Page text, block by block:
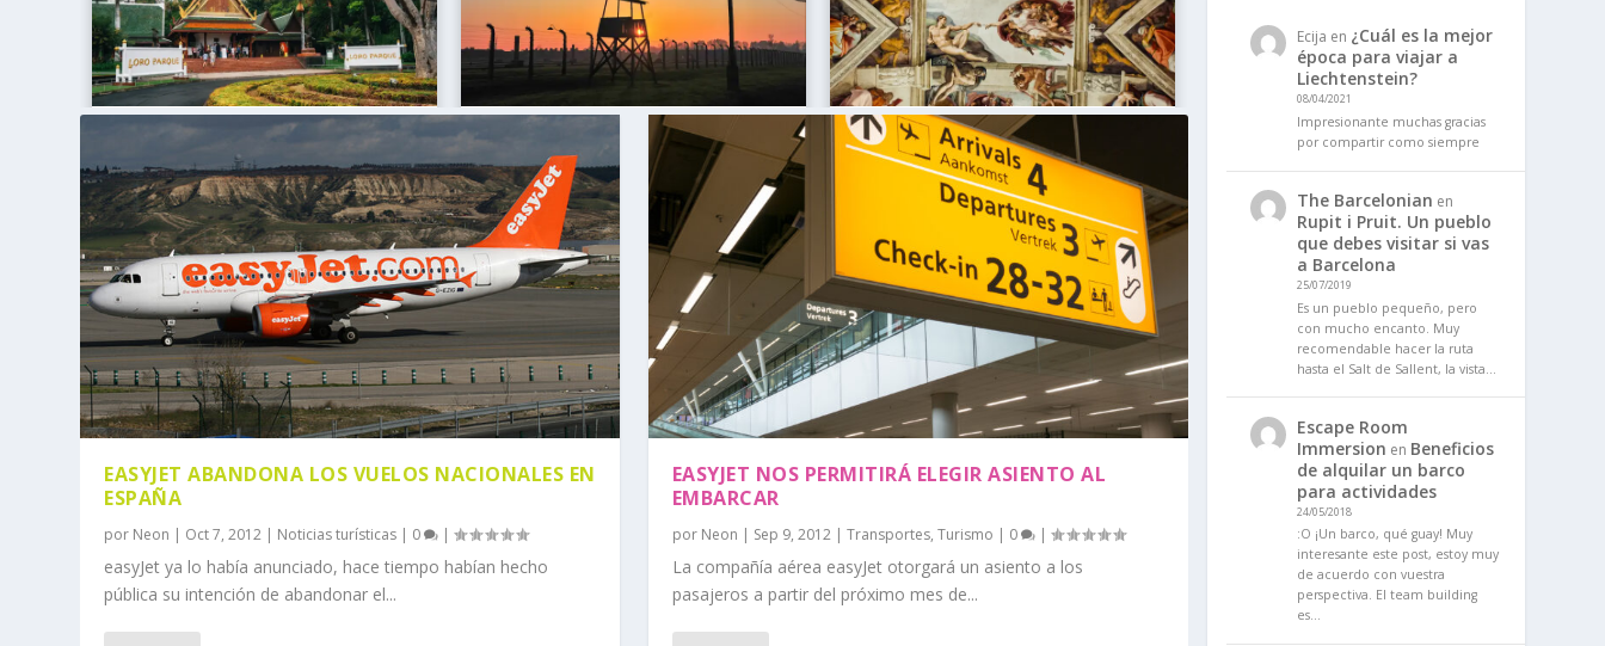
EASYJET ABANDONA LOS VUELOS NACIONALES EN
ESPAÑA
por Neon | Oct 7, 2012 | Noticias turísticas | 0 |
easyJet ya lo había anunciado, hace tiempo habían hecho
pública su intención de abandonar el...
EASYJET NOS PERMITIRÁ ELEGIR ASIENTO AL
EMBARCAR
por Neon | Sep 9, 2012| Transportes, Turismo | 0 |
La compañía aérea easyJet otorgará un asiento a los
pasajeros a partir del próximo mes de...
Ecija en ¿Cuál es la mejor
época para viajar a
Liechtenstein?
08/04/2021
Impresionante muchas gracias
por compartir como siempre
The Barcelonian en
Rupit i Pruit. Un pueblo
que debes visitar si vas
a Barcelona
25/07/2019
Es un pueblo pequeño, pero
con mucho encanto. Muy
recomendable hacer la ruta
hasta el Salt de Sallent, la vista…
Escape Room
Immersion en Beneficios
de alquilar un barco
para actividades
24/05/2018
:O ¡Un barco, qué guay! Muy
interesante este post, estoy muy
de acuerdo con vuestra
perspectiva. El team building
es…